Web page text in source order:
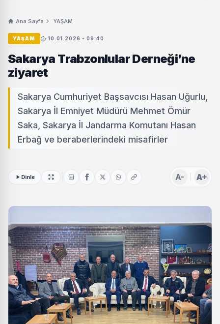
Ana Sayfa YAŞAM
YAŞAM 10.01.2026 - 09:40
Sakarya Trabzonlular Derneği’ne
ziyaret
Sakarya Cumhuriyet Başsavcısı Hasan Uğurlu,
Sakarya İl Emniyet Müdürü Mehmet Ömür
Saka, Sakarya İl Jandarma Komutanı Hasan
Erbağ ve beraberlerindeki misafirler
Dinle A- A+